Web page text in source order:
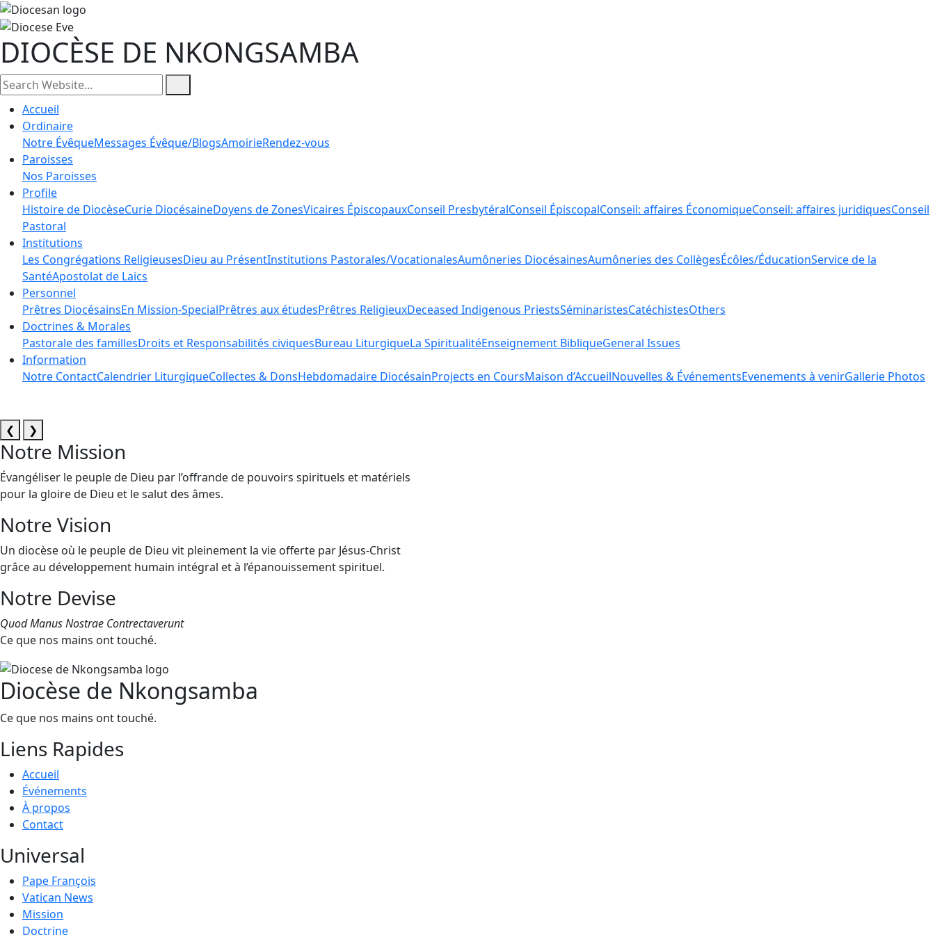
DIOCÈSE DE NKONGSAMBA
Accueil
Ordinaire
Notre ÉvêqueMessages Évêque/BlogsAmoirieRendez-vous
Paroisses
Nos Paroisses
Profile
Histoire de DiocèseCurie DiocésaineDoyens de ZonesVicaires ÉpiscopauxConseil PresbytéralConseil ÉpiscopalConseil: affaires ÉconomiqueConseil: affaires juridiquesConseil
Pastoral
Institutions
Les Congrégations ReligieusesDieu au PrésentInstitutions Pastorales/VocationalesAumôneries DiocésainesAumôneries des CollègesÉcôles/ÉducationService de la
SantéApostolat de Laics
Personnel
Prêtres DiocésainsEn Mission-SpecialPrêtres aux étudesPrêtres ReligieuxDeceased Indigenous PriestsSéminaristesCatéchistesOthers
Doctrines & Morales
Pastorale des famillesDroits et Responsabilités civiquesBureau LiturgiqueLa SpiritualitéEnseignement BibliqueGeneral Issues
Information
Notre ContactCalendrier LiturgiqueCollectes & DonsHebdomadaire DiocésainProjects en CoursMaison d’AccueilNouvelles & ÉvénementsEvenements à venirGallerie Photos
❮ ❯
Notre Mission
Évangéliser le peuple de Dieu par l’offrande de pouvoirs spirituels et matériels
pour la gloire de Dieu et le salut des âmes.
Notre Vision
Un diocèse où le peuple de Dieu vit pleinement la vie offerte par Jésus-Christ
grâce au développement humain intégral et à l’épanouissement spirituel.
Notre Devise
Quod Manus Nostrae Contrectaverunt
Ce que nos mains ont touché.
Diocèse de Nkongsamba
Ce que nos mains ont touché.
Liens Rapides
Accueil
Événements
À propos
Contact
Universal
Pape François
Vatican News
Mission
Doctrine